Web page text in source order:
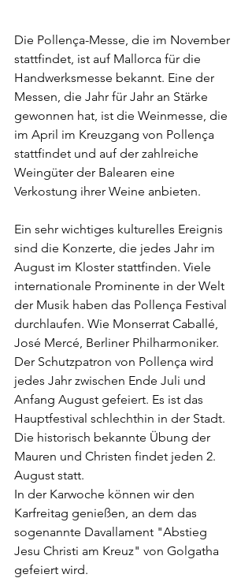
Die Pollença-Messe, die im November
stattfindet, ist auf Mallorca für die
Handwerksmesse bekannt. Eine der
Messen, die Jahr für Jahr an Stärke
gewonnen hat, ist die Weinmesse, die
im April im Kreuzgang von Pollença
stattfindet und auf der zahlreiche
Weingüter der Balearen eine
Verkostung ihrer Weine anbieten.
Ein sehr wichtiges kulturelles Ereignis
sind die Konzerte, die jedes Jahr im
August im Kloster stattfinden. Viele
internationale Prominente in der Welt
der Musik haben das Pollença Festival
durchlaufen. Wie Monserrat Caballé,
José Mercé, Berliner Philharmoniker.
Der Schutzpatron von Pollença wird
jedes Jahr zwischen Ende Juli und
Anfang August gefeiert. Es ist das
Hauptfestival schlechthin in der Stadt.
Die historisch bekannte Übung der
Mauren und Christen findet jeden 2.
August statt.
In der Karwoche können wir den
Karfreitag genießen, an dem das
sogenannte Davallament "Abstieg
Jesu Christi am Kreuz" von Golgatha
gefeiert wird.